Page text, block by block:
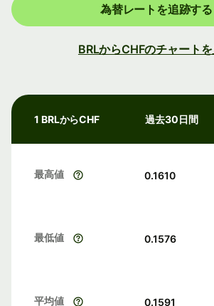
為替レートを追跡する
BRLからCHFのチャート
1 BRLからCHF 過去30日間
最高値 0.1610
最低値 0.1576
平均値 0.1591